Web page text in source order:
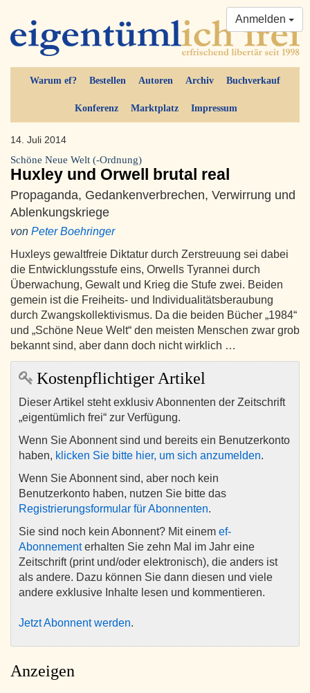
Warum ef? Bestellen Autoren Archiv Buchverkauf
Konferenz Marktplatz Impressum
Anmelden
14. Juli 2014
Schöne Neue Welt (-Ordnung)
Huxley und Orwell brutal real
Propaganda, Gedankenverbrechen, Verwirrung und
Ablenkungskriege
von Peter Boehringer
Huxleys gewaltfreie Diktatur durch Zerstreuung sei dabei
die Entwicklungsstufe eins, Orwells Tyrannei durch
Überwachung, Gewalt und Krieg die Stufe zwei. Beiden
gemein ist die Freiheits- und Individualitätsberaubung
durch Zwangskollektivismus. Da die beiden Bücher „1984“
und „Schöne Neue Welt“ den meisten Menschen zwar grob
bekannt sind, aber dann doch nicht wirklich …
Kostenpflichtiger Artikel
Dieser Artikel steht exklusiv Abonnenten der Zeitschrift
„eigentümlich frei“ zur Verfügung.
Wenn Sie Abonnent sind und bereits ein Benutzerkonto
haben, klicken Sie bitte hier, um sich anzumelden.
Wenn Sie Abonnent sind, aber noch kein
Benutzerkonto haben, nutzen Sie bitte das
Registrierungsformular für Abonnenten.
Sie sind noch kein Abonnent? Mit einem ef-
Abonnementerhalten Sie zehn Mal im Jahr eine
Zeitschrift (print und/oder elektronisch), die anders ist
als andere. Dazu können Sie dann diesen und viele
andere exklusive Inhalte lesen und kommentieren.
Jetzt Abonnent werden.
Anzeigen